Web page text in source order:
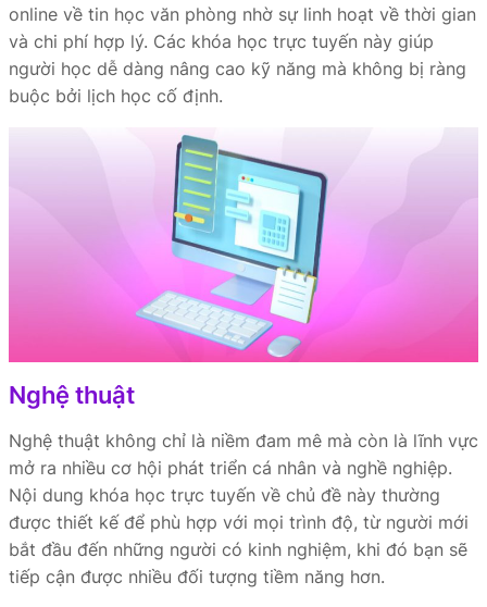
online về tin học văn phòng nhờ sự linh hoạt về thời gian
và chi phí hợp lý. Các khóa học trực tuyến này giúp
người học dễ dàng nâng cao kỹ năng mà không bị ràng
buộc bởi lịch học cố định.
Nghệ thuật
Nghệ thuật không chỉ là niềm đam mê mà còn là lĩnh vực
mở ra nhiều cơ hội phát triển cá nhân và nghề nghiệp.
Nội dung khóa học trực tuyến về chủ đề này thường
được thiết kế để phù hợp với mọi trình độ, từ người mới
bắt đầu đến những người có kinh nghiệm, khi đó bạn sẽ
tiếp cận được nhiều đối tượng tiềm năng hơn.